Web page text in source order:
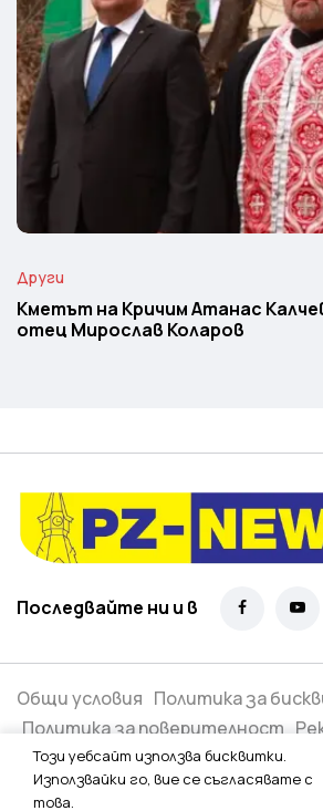
Други
Кметът на Кричим Атанас
отец Мирослав Коларов
Последвайте ни и в
Общи условия Политика за
Политика за поверителност
Всички права запазени ©2026
Този уебсайт използва бисквитки.
Използвайки го, вие се съгласявате с
това.